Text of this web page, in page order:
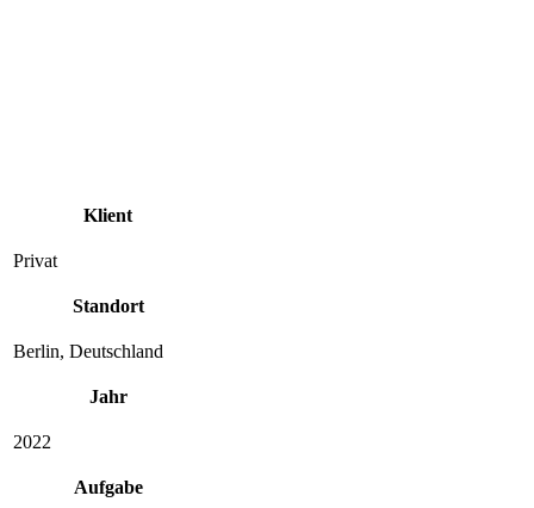
Klient
Privat
Standort
Berlin, Deutschland
Jahr
2022
Aufgabe